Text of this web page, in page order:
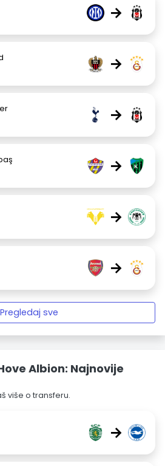
→
→
→
→
→
→
Pregledaj sve
Albion: Najnovije
više o transferu.
→